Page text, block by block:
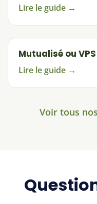
Lire le guide →
Mutualisé ou VPS
Lire le guide →
Voir tous